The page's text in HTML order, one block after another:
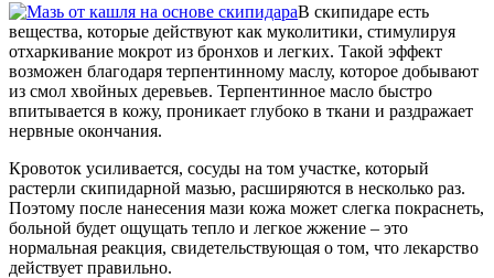
В скипидаре есть
вещества, которые действуют как муколитики, стимулируя
отхаркивание мокрот из бронхов и легких. Такой эффект
возможен благодаря терпентинному маслу, которое добывают
из смол хвойных деревьев. Терпентинное масло быстро
впитывается в кожу, проникает глубоко в ткани и раздражает
нервные окончания.
Кровоток усиливается, сосуды на том участке, который
растерли скипидарной мазью, расширяются в несколько раз.
Поэтому после нанесения мази кожа может слегка покраснеть,
больной будет ощущать тепло и легкое жжение – это
нормальная реакция, свидетельствующая о том, что лекарство
действует правильно.